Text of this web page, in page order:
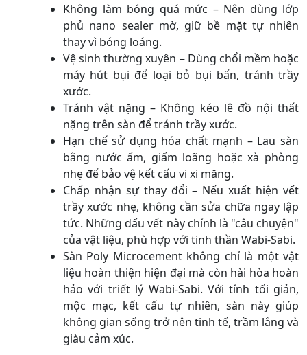
Không làm bóng quá mức – Nên dùng lớp
phủ nano sealer mờ, giữ bề mặt tự nhiên
thay vì bóng loáng.
Vệ sinh thường xuyên – Dùng chổi mềm hoặc
máy hút bụi để loại bỏ bụi bẩn, tránh trầy
xước.
Tránh vật nặng – Không kéo lê đồ nội thất
nặng trên sàn để tránh trầy xước.
Hạn chế sử dụng hóa chất mạnh – Lau sàn
bằng nước ấm, giấm loãng hoặc xà phòng
nhẹ để bảo vệ kết cấu vi xi măng.
Chấp nhận sự thay đổi – Nếu xuất hiện vết
trầy xước nhẹ, không cần sửa chữa ngay lập
tức. Những dấu vết này chính là "câu chuyện"
của vật liệu, phù hợp với tinh thần Wabi-Sabi.
Sàn Poly Microcement không chỉ là một vật
liệu hoàn thiện hiện đại mà còn hài hòa hoàn
hảo với triết lý Wabi-Sabi. Với tính tối giản,
mộc mạc, kết cấu tự nhiên, sàn này giúp
không gian sống trở nên tinh tế, trầm lắng và
giàu cảm xúc.